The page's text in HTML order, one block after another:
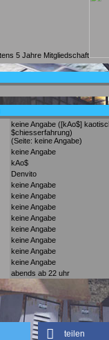
keine Angabe ([kAo$]
$chiesserfahrung)
(Seite: keine Angabe)
keine Angabe
kAo$
Denvito
keine Angabe
keine Angabe
keine Angabe
keine Angabe
keine Angabe
keine Angabe
keine Angabe
keine Angabe
abends ab 22 uhr
teilen